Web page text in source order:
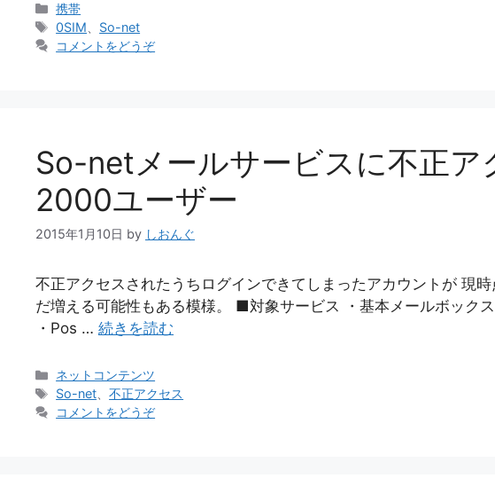
カ
テ
ゴ
携帯
タ
グ
0SIM
So-net
コメントをどうぞ
So-netメールサービスに不正ア
2000ユーザー
2015年1月10日 by しおんぐ
不正アクセスされたうちログインできてしまったアカウントが 現
だ増える可能性もある模様。 ■対象サービス ・基本メールボック
・Pos … 続きを読む
カ
テ
ゴ
ネットコンテンツ
タ
グ
So-net 、不正アクセス
コメントをどうぞ